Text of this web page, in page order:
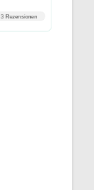
3 Rezensionen